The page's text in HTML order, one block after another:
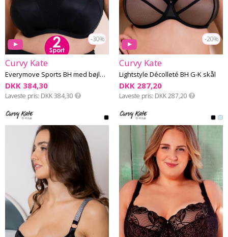
-30%
Curvy Kate
Everymove Sports BH med bøjle G-K skål
DKK 384,30
Laveste pris DKK 384,30
-20%
Curvy Kate
Lightstyle Décolleté BH G-K skål
DKK 287,20
Laveste pris DKK 287,20